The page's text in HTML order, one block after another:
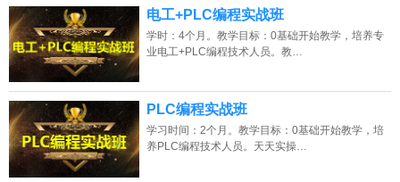
电工+PLC编程实战班
学时：4个月。教学目标：0基础开始教学，培养专
业电工+PLC编程技术人员。教…
PLC编程实战班
学习时间：2个月。教学目标：0基础开始教学，培
养PLC编程技术人员。天天实操…